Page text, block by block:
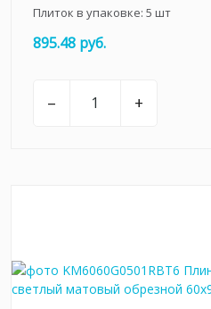
Плиток в упаковке: 5 шт
895.48 руб.
– +